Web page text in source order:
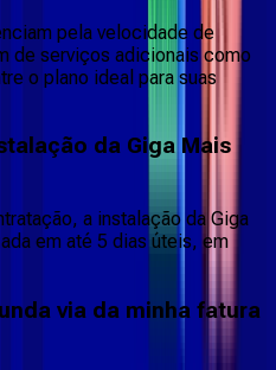
pela velocidade de
de serviços adicionais como
o plano ideal para suas
da Giga Mais
a instalação da Giga
em até 5 dias úteis, em
via da minha fatura